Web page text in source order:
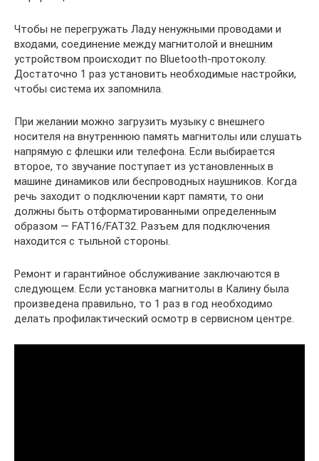
Чтобы не перегружать Ладу ненужными проводами и
входами, соединение между магнитолой и внешним
устройством происходит по Вluetooth-протоколу.
Достаточно 1 раз установить необходимые настройки,
чтобы система их запомнила.
При желании можно загрузить музыку с внешнего
носителя на внутреннюю память магнитолы или слушать
напрямую с флешки или телефона. Если выбирается
второе, то звучание поступает из установленных в
машине динамиков или беспроводных наушников. Когда
речь заходит о подключении карт памяти, то они
должны быть отформатированными определенным
образом — FAT16/FAT32. Разъем для подключения
находится с тыльной стороны.
Ремонт и гарантийное обслуживание заключаются в
следующем. Если установка магнитолы в Калину была
произведена правильно, то 1 раз в год необходимо
делать профилактический осмотр в сервисном центре.